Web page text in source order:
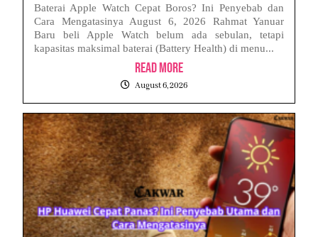
Baterai Apple Watch Cepat Boros? Ini Penyebab dan
Cara Mengatasinya August 6, 2026 Rahmat Yanuar
Baru beli Apple Watch belum ada sebulan, tetapi
kapasitas maksimal baterai (Battery Health) di menu...
Read More
August 6, 2026